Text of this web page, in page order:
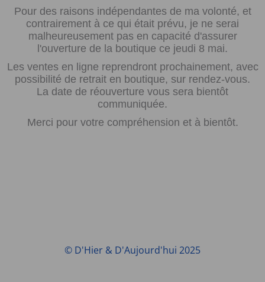
Pour des raisons indépendantes de ma volonté, et
contrairement à ce qui était prévu, je ne serai
malheureusement pas en capacité d'assurer
l'ouverture de la boutique ce jeudi 8 mai.
Les ventes en ligne reprendront prochainement, avec
possibilité de retrait en boutique, sur rendez-vous.
La date de réouverture vous sera bientôt
communiquée.
Merci pour votre compréhension et à bientôt.
© D'Hier & D'Aujourd'hui 2025